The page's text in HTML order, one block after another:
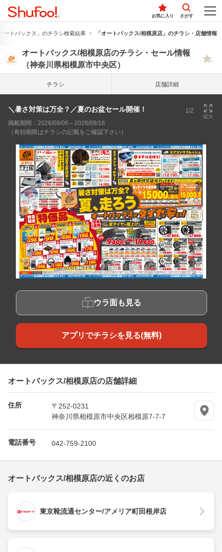
お気に入り さがす
ートバックス」のチラシ検索結果 「オートバックス/相模原店」のチラシ・店舗情報
オートバックス/相模原店のチラシ・セール情報
（神奈川県相模原市中央区）
チラシ 店舗詳細
＼暑さ対策は万全？／夏のお盆セール開催！ 1/2
拡大
掲載期間：2026/08/06～2026/08/16
（有効期限はチラシの記載をご確認下さい）
ウラ面も見る
アプリでチラシを見る(無料)
オートバックス/相模原店の店舗詳細
住所
〒252-0231
神奈川県相模原市中央区相模原7-7-7
電話番号 042-759-2100
オートバックス/相模原店の近くのお店
東京靴流通センター/アメリア町田根岸店